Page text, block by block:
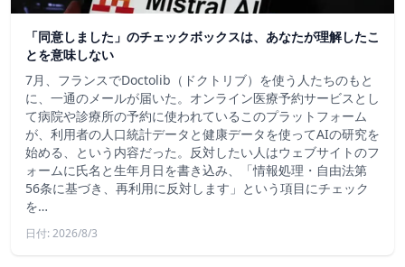
「同意しました」のチェックボックスは、あなたが理解したこ
とを意味しない
7月、フランスでDoctolib（ドクトリブ）を使う人たちのもと
に、一通のメールが届いた。オンライン医療予約サービスとし
て病院や診療所の予約に使われているこのプラットフォーム
が、利用者の人口統計データと健康データを使ってAIの研究を
始める、という内容だった。反対したい人はウェブサイトのフ
ォームに氏名と生年月日を書き込み、「情報処理・自由法第
56条に基づき、再利用に反対します」という項目にチェック
を…
日付: 2026/8/3